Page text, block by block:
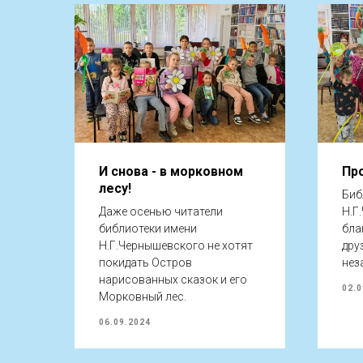
И снова - в морковном
лесу!
Даже осенью читатели
библиотеки имени
Н.Г.Чернышевского не хотят
покидать Остров
нарисованных сказок и его
Морковный лес.
06.09.2024